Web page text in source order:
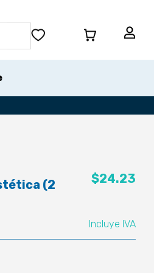
(2
$24.23
Incluye IVA